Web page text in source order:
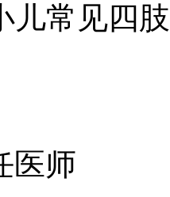
儿常见四
医师